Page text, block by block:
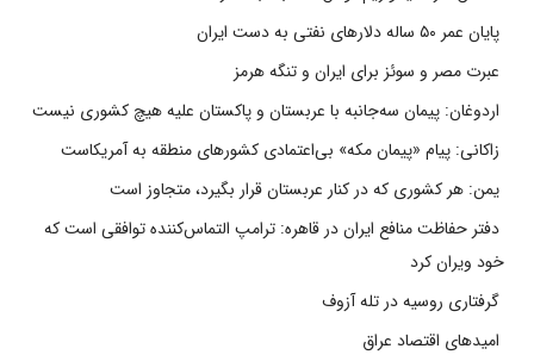
پایان عمر ۵۰ ساله دلارهای نفتی به دست ایران
عبرت مصر و سوئز برای ایران و تنگه هرمز
اردوغان: پیمان سه‌جانبه با عربستان و پاکستان علیه هیچ کشوری نیست
زاکانی: پیام «پیمان مکه» بی‌اعتمادی کشورهای منطقه به آمریکاست
یمن: هر کشوری که در کنار عربستان قرار بگیرد، متجاوز است
دفتر حفاظت منافع ایران در قاهره: ترامپ التماس‌کننده توافقی است که
خود ویران کرد
گرفتاری روسیه در تله آزوف
امیدهای اقتصاد عراق